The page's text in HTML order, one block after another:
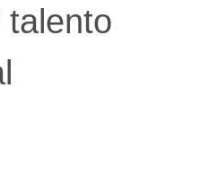
talento